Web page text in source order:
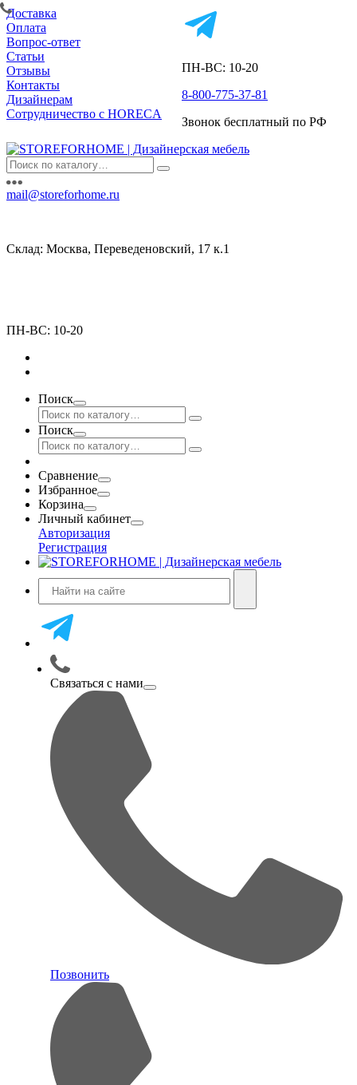
Доставка
Оплата
Вопрос-ответ
Статьи
Отзывы
Контакты
Дизайнерам
Сотрудничество с HORECA
ПН-ВС: 10-20
8-800-775-37-81
Звонок бесплатный по РФ
mail@storeforhome.ru
Склад: Москва, Переведеновский, 17 к.1
ПН-ВС: 10-20
Поиск
Поиск
Сравнение
Избранное
Корзина
Личный кабинет
Авторизация
Регистрация
Связаться с нами
Позвонить